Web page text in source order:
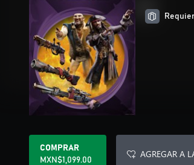
COMPRAR
MXN$1,099.00
AGREGAR A